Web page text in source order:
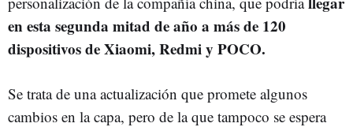
en esta segunda mitad de año a más de 120
dispositivos de Xiaomi, Redmi y POCO.
Se trata de una actualización que promete algunos
cambios en la capa, pero de la que tampoco se espera